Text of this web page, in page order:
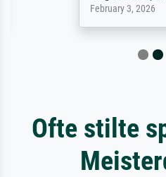
February 3, 2026
Ofte stilte